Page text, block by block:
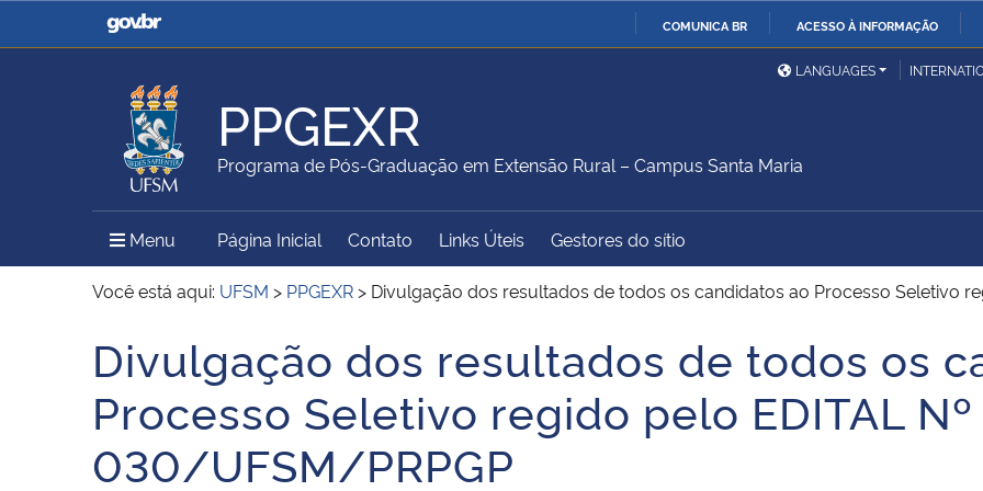
COMUNICA BR ACESSO À INFORMAÇÃO
Casa Civil
Ministério da Justiça e
Ministério da Defesa
Ministério das Relações
Exteriores
Ministério da Agricultura,
Pecuária e Abastecimento
Ministério da Educação
Ministério do Meio Ambiente Ministério do Turismo
Ministério do
Desenvolvimento Regional
União
Secretaria de Governo
Gabinete de Segurança
Institucional
Advocacia-Geral da União Banco Central do Brasil
LANGUAGES
PPGEXR
Programa de Pós-Graduação em Extensão Rural – Campus Santa Maria
Menu Menu Principal do Sítio
Página Inicial Contato Links Úteis Gestores do sítio
Você está aqui: UFSM > PPGEXR > Divulgação dos resultados de todos os candidatos ao Processo Seletivo
Início do conteúdo
Divulgação dos resultados de todos os
Processo Seletivo regido pelo EDITAL Nº
030/UFSM/PRPGP